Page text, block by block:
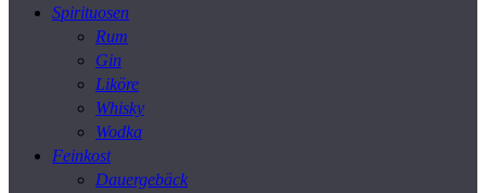
Spirituosen
Rum
Gin
Liköre
Whisky
Wodka
Feinkost
Dauergebäck